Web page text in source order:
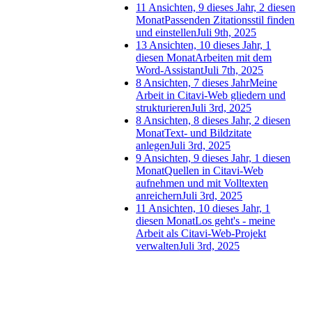
11 Ansichten, 9 dieses Jahr, 2 diesen
MonatPassenden Zitationsstil finden
und einstellenJuli 9th, 2025
13 Ansichten, 10 dieses Jahr, 1
diesen MonatArbeiten mit dem
Word-AssistantJuli 7th, 2025
8 Ansichten, 7 dieses JahrMeine
Arbeit in Citavi-Web gliedern und
strukturierenJuli 3rd, 2025
8 Ansichten, 8 dieses Jahr, 2 diesen
MonatText- und Bildzitate
anlegenJuli 3rd, 2025
9 Ansichten, 9 dieses Jahr, 1 diesen
MonatQuellen in Citavi-Web
aufnehmen und mit Volltexten
anreichernJuli 3rd, 2025
11 Ansichten, 10 dieses Jahr, 1
diesen MonatLos geht's - meine
Arbeit als Citavi-Web-Projekt
verwaltenJuli 3rd, 2025